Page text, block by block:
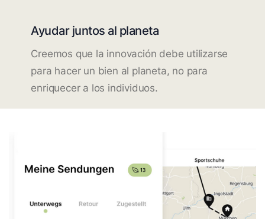
Ayudar juntos al planeta
Creemos que la innovación debe utilizarse
para hacer un bien al planeta, no para
enriquecer a los individuos.